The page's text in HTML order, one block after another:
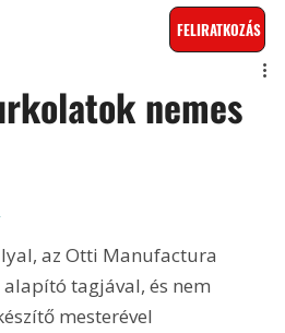
FELIRATKOZÁS
nemes
az Otti Manufactura
tagjával, és nem
mesterével